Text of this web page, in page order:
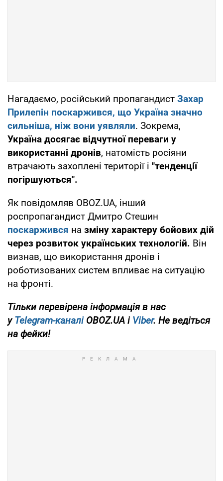
Нагадаємо, російський пропагандист Захар
Прилепін поскаржився, що Україна значно
сильніша, ніж вони уявляли. Зокрема,
Україна досягає відчутної переваги у
використанні дронів, натомість росіяни
втрачають захоплені території і "тенденції
погіршуються".
Як повідомляв OBOZ.UA, інший
роспропагандист Дмитро Стешин
поскаржився на зміну характеру бойових дій
через розвиток українських технологій. Він
визнав, що використання дронів і
роботизованих систем впливає на ситуацію
на фронті.
Тільки перевірена інформація в нас
уTelegram-каналіOBOZ.UA і Viber. Не ведіться
на фейки!